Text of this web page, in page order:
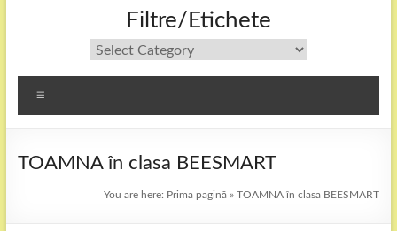
Filtre/Etichete
Filtre/Etichete
TOAMNA în clasa BEESMART
You are here: Prima pagină »TOAMNA în clasa BEESMART